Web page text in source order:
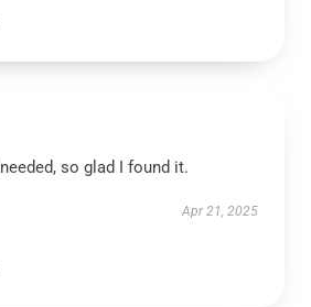
so glad I found it.
Apr 21, 2025